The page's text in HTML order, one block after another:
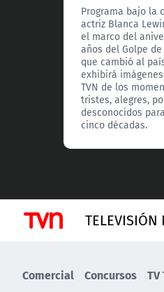
Programa bajo la
actriz Blanca
el marco del
años del Golpe
que cambió al
exhibirá
TVN de los
tristes, alegres,
desconocidos
cinco décadas.
TELEVISIÓN
Comercial Concursos